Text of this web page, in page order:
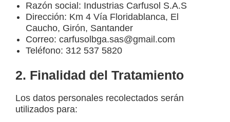
Razón social: Industrias Carfusol S.A.S
Dirección: Km 4 Vía Floridablanca, El
Caucho, Girón, Santander
Correo: carfusolbga.sas@gmail.com
Teléfono: 312 537 5820
2. Finalidad del Tratamiento
Los datos personales recolectados serán
utilizados para: